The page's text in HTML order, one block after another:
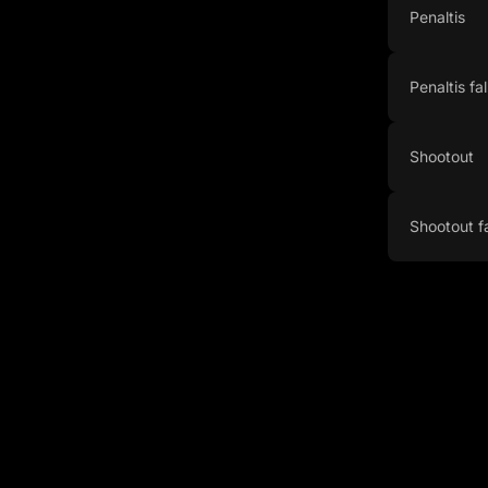
Penaltis
Penaltis
Shootout
Shootout